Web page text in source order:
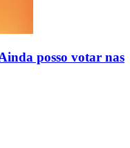
posso votar nas